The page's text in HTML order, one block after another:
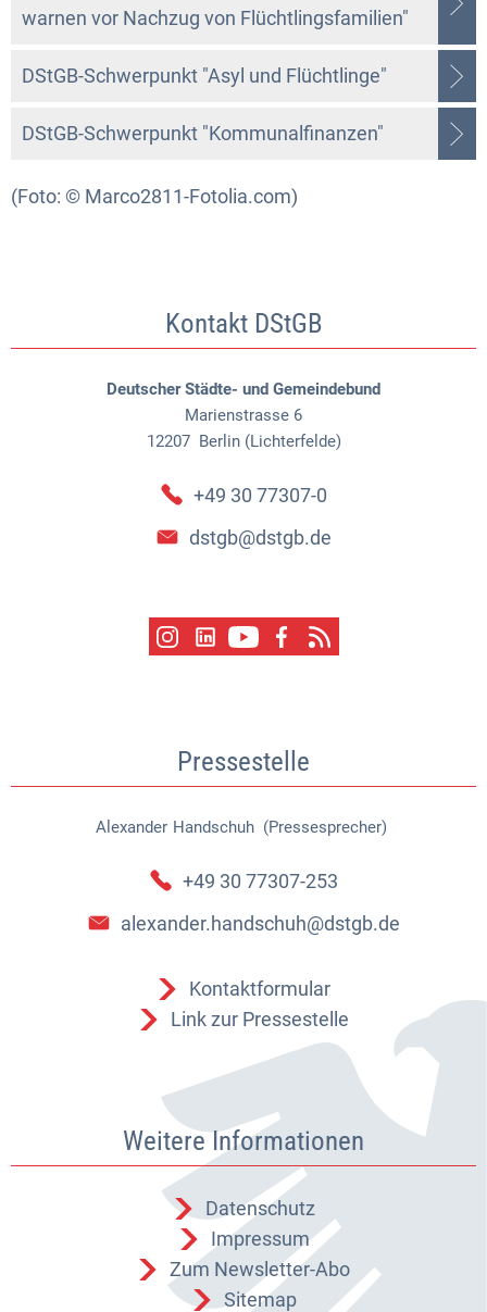
warnen vor Nachzug von Flüchtlingsfamilien"
DStGB-Schwerpunkt "Asyl und Flüchtlinge"
DStGB-Schwerpunkt "Kommunalfinanzen"
(Foto: © Marco2811-Fotolia.com)
Kontakt DStGB
Deutscher Städte- und Gemeindebund
Marienstrasse 6
12207 Berlin (Lichterfelde)
+49 30 77307-0
dstgb@dstgb.de
Pressestelle
Alexander Handschuh (Pressesprecher)
Alexander Handschuh
+49 30 77307-253
alexander.handschuh@dstgb.de
Kontaktformular
Link zur Pressestelle
Weitere Informationen
Datenschutz
Impressum
Zum Newsletter-Abo
Sitemap